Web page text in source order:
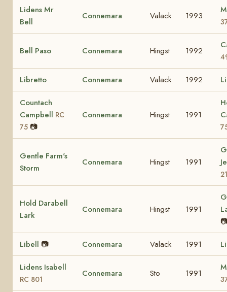
Lidens Mr
Bell
Connemara Valack 1993
Bell Paso Connemara Hingst 1992
Libretto Connemara Valack 1992
Countach
Campbell RC
75 📷
Connemara Hingst 1991
Gentle Farm's
Storm
Connemara Hingst 1991
Hold Darabell
Lark
Connemara Hingst 1991
Libell 📷 Connemara Valack 1991
Lidens Isabell
RC 801
Connemara Sto 1991